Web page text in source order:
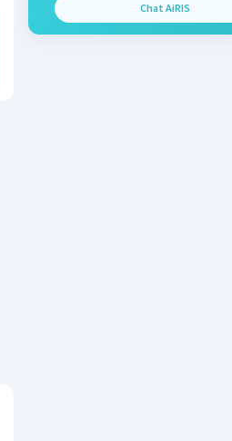
Chat AiRIS